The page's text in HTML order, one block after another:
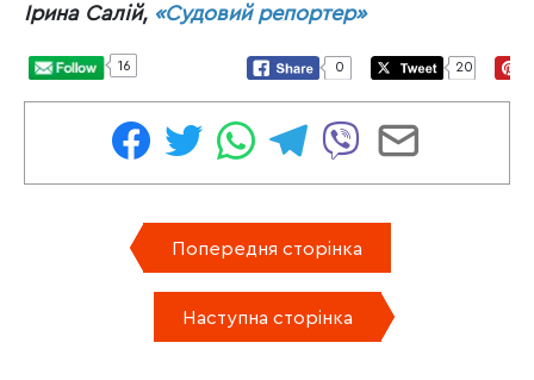
Ірина Салій, «Судовий репортер»
16 0 20
Попередня сторінка
Наступна сторінка